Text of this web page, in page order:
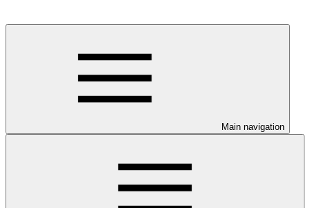
Main navigation